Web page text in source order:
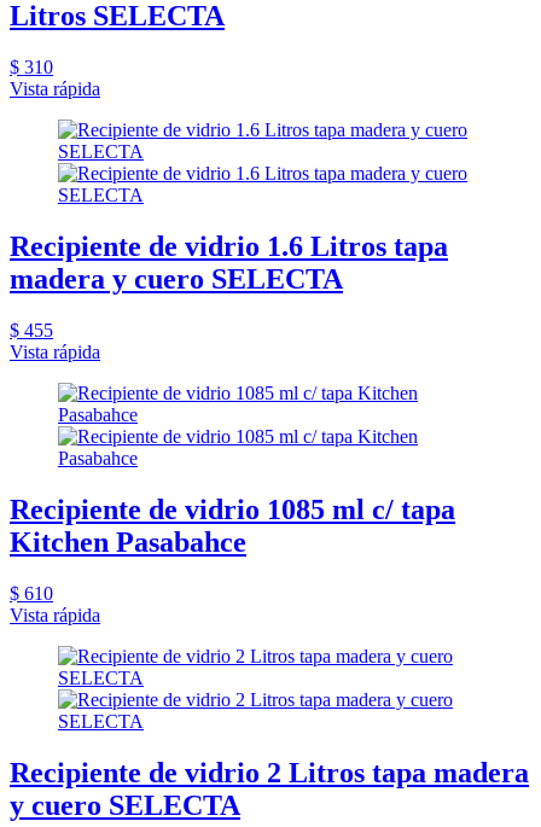
Litros SELECTA
$ 310
Vista rápida
Recipiente de vidrio 1.6 Litros tapa
madera y cuero SELECTA
$ 455
Vista rápida
Recipiente de vidrio 1085 ml c/ tapa
Kitchen Pasabahce
$ 610
Vista rápida
Recipiente de vidrio 2 Litros tapa madera
y cuero SELECTA